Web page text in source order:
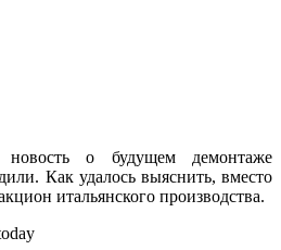
о будущем демонтаже
Как удалось выяснить, вместо
итальянского производства.